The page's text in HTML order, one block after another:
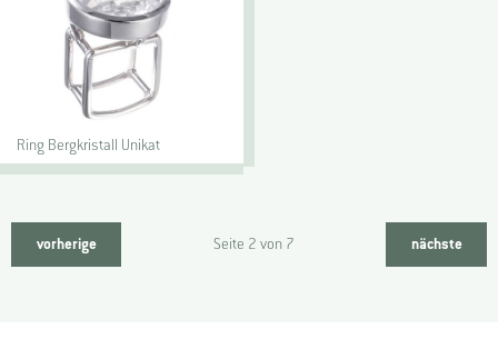
Ring Bergkristall Unikat
vorherige Seite 2 von 7 nächste